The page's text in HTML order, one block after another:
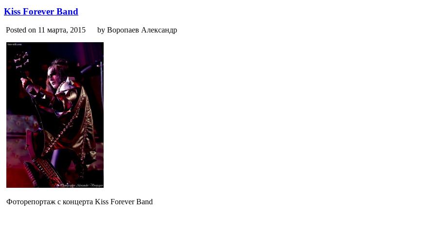
Kiss Forever Band
Posted on 11 марта, 2015 by Воропаев Александр
Фоторепортаж с концерта Kiss Forever Band